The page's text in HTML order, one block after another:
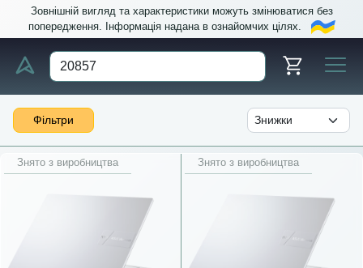
Зовнішній вигляд та характеристики можуть змінюватися без
попередження. Інформація надана в ознайомчих цілях.
Фільтри
Знято з виробництва Знято з виробництва